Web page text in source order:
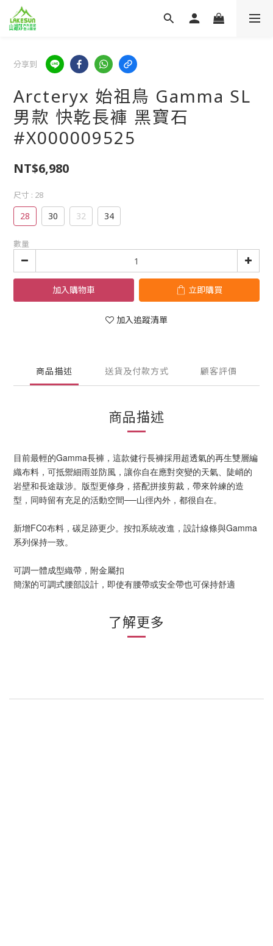
分享到
Arcteryx 始祖鳥 Gamma SL
男款 快乾長褲 黑寶石
#X000009525
NT$6,980
尺寸 : 28
28 30 32 34
數量
加入購物車 立即購買
加入追蹤清單
商品描述 送貨及付款方式 顧客評價
商品描述
目前最輕的Gamma長褲，這款健行長褲採用超透氣的再生雙層編
織布料，可抵禦細雨並防風，讓你自在應對突變的天氣、陡峭的
岩壁和長途跋涉。版型更修身，搭配拼接剪裁，帶來幹練的造
型，同時留有充足的活動空間──山徑內外，都很自在。
新增FC0布料，碳足跡更少。按扣系統改進，設計線條與Gamma
系列保持一致。
可調一體成型織帶，附金屬扣
簡潔的可調式腰部設計，即使有腰帶或安全帶也可保持舒適
了解更多